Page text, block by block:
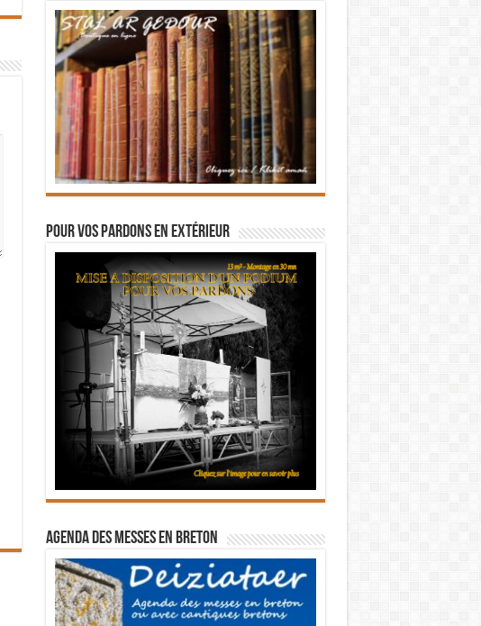
Pour vos pardons en extérieur
Agenda des messes en breton